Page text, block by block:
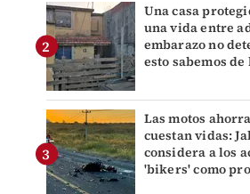
Una casa
una vida entre
embarazo no
esto sabemos de
Las motos
cuestan vidas:
considera a los
'bikers' como